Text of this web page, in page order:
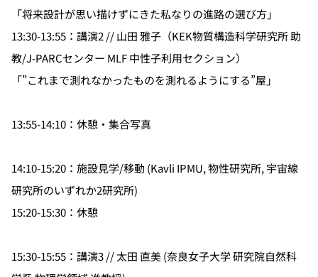
「将来設計が思い描けずにきた私なりの進路の選び方」
13:30-13:55：講演2 // 山田 雅子（KEK物質構造科学研究所 助
教/J-PARCセンター MLF 中性子利用セクション）
「”これまで測れなかったものを測れるようにする”屋」
13:55-14:10：休憩・集合写真
14:10-15:20：施設見学/移動 (Kavli IPMU, 物性研究所, 宇宙線
研究所のいずれか2研究所)
15:20-15:30：休憩
15:30-15:55：講演3 // 太田 直美 (奈良女子大学 研究院自然科